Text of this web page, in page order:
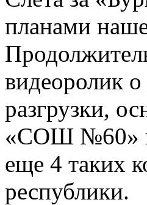
планами
видеоролик
разгрузки,
«СОШ №60» г.
еще 4 таких
республики.